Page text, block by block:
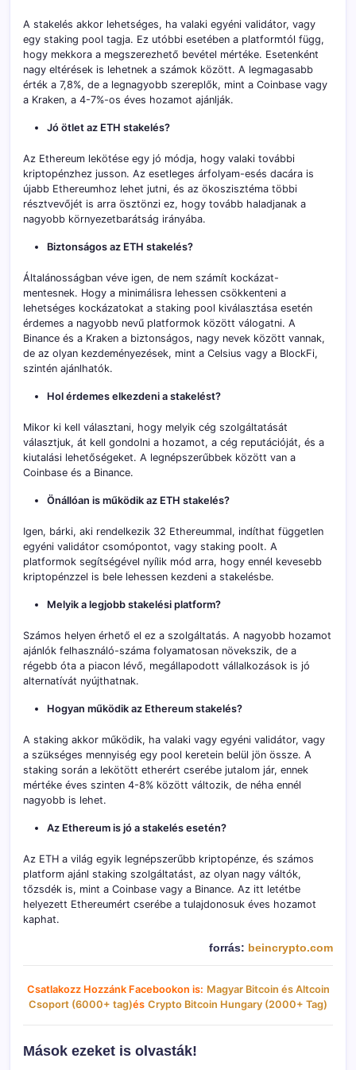
A stakelés akkor lehetséges, ha valaki egyéni validátor, vagy
egy staking pool tagja. Ez utóbbi esetében a platformtól függ,
hogy mekkora a megszerezhető bevétel mértéke. Esetenként
nagy eltérések is lehetnek a számok között. A legmagasabb
érték a 7,8%, de a legnagyobb szereplők, mint a Coinbase vagy
a Kraken, a 4-7%-os éves hozamot ajánlják.
Jó ötlet az ETH stakelés?
Az Ethereum lekötése egy jó módja, hogy valaki további
kriptopénzhez jusson. Az esetleges árfolyam-esés dacára is
újabb Ethereumhoz lehet jutni, és az ökoszisztéma többi
résztvevőjét is arra ösztönzi ez, hogy tovább haladjanak a
nagyobb környezetbarátság irányába.
Biztonságos az ETH stakelés?
Általánosságban véve igen, de nem számít kockázat-
mentesnek. Hogy a minimálisra lehessen csökkenteni a
lehetséges kockázatokat a staking pool kiválasztása esetén
érdemes a nagyobb nevű platformok között válogatni. A
Binance és a Kraken a biztonságos, nagy nevek között vannak,
de az olyan kezdeményezések, mint a Celsius vagy a BlockFi,
szintén ajánlhatók.
Hol érdemes elkezdeni a stakelést?
Mikor ki kell választani, hogy melyik cég szolgáltatását
választjuk, át kell gondolni a hozamot, a cég reputációját, és a
kiutalási lehetőségeket. A legnépszerűbbek között van a
Coinbase és a Binance.
Önállóan is működik az ETH stakelés?
Igen, bárki, aki rendelkezik 32 Ethereummal, indíthat független
egyéni validátor csomópontot, vagy staking poolt. A
platformok segítségével nyílik mód arra, hogy ennél kevesebb
kriptopénzzel is bele lehessen kezdeni a stakelésbe.
Melyik a legjobb stakelési platform?
Számos helyen érhető el ez a szolgáltatás. A nagyobb hozamot
ajánlók felhasználó-száma folyamatosan növekszik, de a
régebb óta a piacon lévő, megállapodott vállalkozások is jó
alternatívát nyújthatnak.
Hogyan működik az Ethereum stakelés?
A staking akkor működik, ha valaki vagy egyéni validátor, vagy
a szükséges mennyiség egy pool keretein belül jön össze. A
staking során a lekötött etherért cserébe jutalom jár, ennek
mértéke éves szinten 4-8% között változik, de néha ennél
nagyobb is lehet.
Az Ethereum is jó a stakelés esetén?
Az ETH a világ egyik legnépszerűbb kriptopénze, és számos
platform ajánl staking szolgáltatást, az olyan nagy váltók,
tőzsdék is, mint a Coinbase vagy a Binance. Az itt letétbe
helyezett Ethereumért cserébe a tulajdonosuk éves hozamot
kaphat.
forrás: beincrypto.com
Csatlakozz Hozzánk Facebookon is: Magyar Bitcoin és Altcoin
Csoport (6000+ tag)és Crypto Bitcoin Hungary (2000+ Tag)
Mások ezeket is olvasták!